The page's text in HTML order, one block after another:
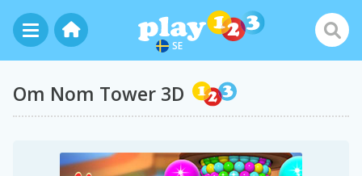
SE
Om Nom Tower 3D